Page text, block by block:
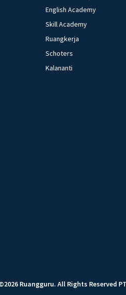
English Academy
Skill Academy
Ruangkerja
Schoters
Kalananti
2026 Ruangguru. All Rights Reserved